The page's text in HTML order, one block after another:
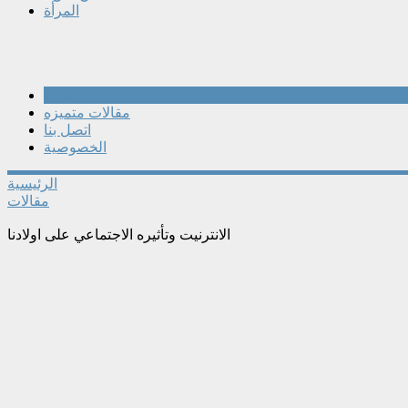
المرأة
مقالات متميزه
اتصل بنا
الخصوصية
الرئيسية
مقالات
الانترنيت وتأثيره الاجتماعي على اولادنا